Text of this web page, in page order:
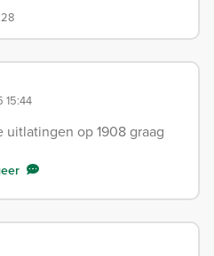
15:44
op 1908 graag